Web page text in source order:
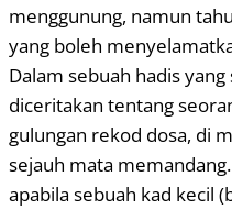
menggunung, namun
yang boleh
Dalam sebuah hadis
diceritakan tentang
gulungan rekod dosa, di
sejauh mata
apabila sebuah kad kecil